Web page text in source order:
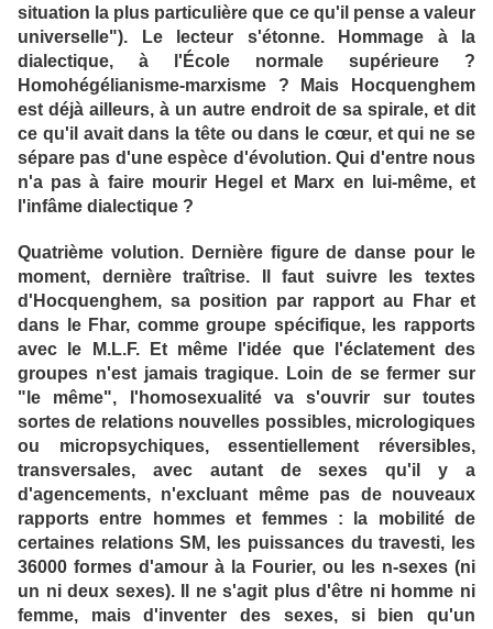
situation la plus particulière que ce qu'il pense a valeur
universelle"). Le lecteur s'étonne. Hommage à la
dialectique, à l'École normale supérieure ?
Homohégélianisme-marxisme ? Mais Hocquenghem
est déjà ailleurs, à un autre endroit de sa spirale, et dit
ce qu'il avait dans la tête ou dans le cœur, et qui ne se
sépare pas d'une espèce d'évolution. Qui d'entre nous
n'a pas à faire mourir Hegel et Marx en lui-même, et
l'infâme dialectique ?
Quatrième volution. Dernière figure de danse pour le
moment, dernière traîtrise. Il faut suivre les textes
d'Hocquenghem, sa position par rapport au Fhar et
dans le Fhar, comme groupe spécifique, les rapports
avec le M.L.F. Et même l'idée que l'éclatement des
groupes n'est jamais tragique. Loin de se fermer sur
"le même", l'homosexualité va s'ouvrir sur toutes
sortes de relations nouvelles possibles, micrologiques
ou micropsychiques, essentiellement réversibles,
transversales, avec autant de sexes qu'il y a
d'agencements, n'excluant même pas de nouveaux
rapports entre hommes et femmes : la mobilité de
certaines relations SM, les puissances du travesti, les
36000 formes d'amour à la Fourier, ou les n-sexes (ni
un ni deux sexes). Il ne s'agit plus d'être ni homme ni
femme, mais d'inventer des sexes, si bien qu'un